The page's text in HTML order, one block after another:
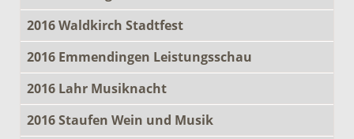
2016 Waldkirch Stadtfest
2016 Emmendingen Leistungsschau
2016 Lahr Musiknacht
2016 Staufen Wein und Musik